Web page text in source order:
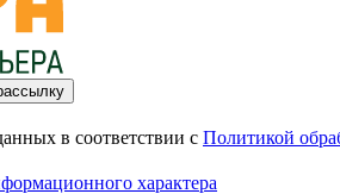
в соответствии с Политикой
характера